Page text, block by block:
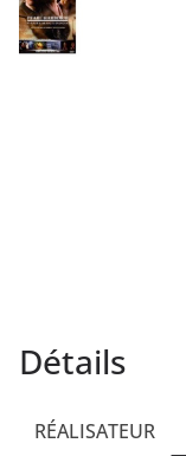
Détails
RÉALISATEUR